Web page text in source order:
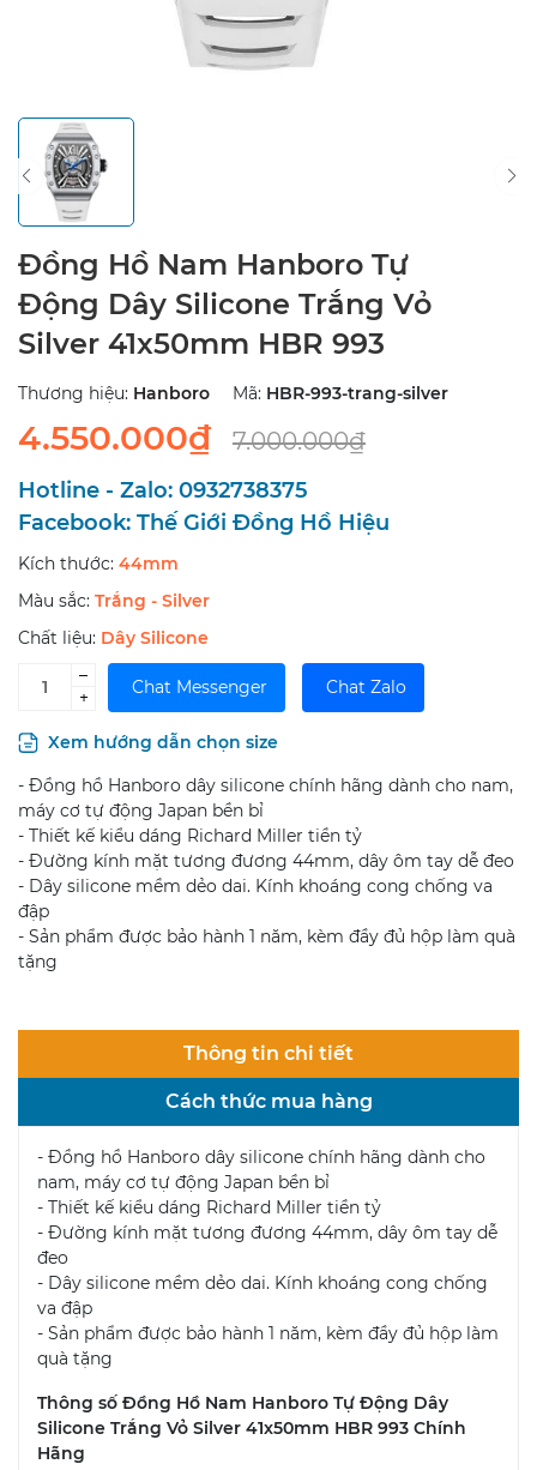
Đồng Hồ Nam Hanboro Tự
Động Dây Silicone Trắng Vỏ
Silver 41x50mm HBR 993
Thương hiệu: Hanboro Mã: HBR-993-trang-silver
4.550.000₫ 7.000.000₫
Hotline - Zalo: 0932738375
Facebook: Thế Giới Đồng Hồ Hiệu
Kích thước: 44mm
Màu sắc: Trắng - Silver
Chất liệu: Dây Silicone
–
+
Chat Messenger Chat Zalo
Xem hướng dẫn chọn size
- Đồng hồ Hanboro dây silicone chính hãng dành cho nam,
máy cơ tự động Japan bền bỉ
- Thiết kế kiểu dáng Richard Miller tiền tỷ
- Đường kính mặt tương đương 44mm, dây ôm tay dễ đeo
- Dây silicone mềm dẻo dai. Kính khoáng cong chống va
đập
- Sản phẩm được bảo hành 1 năm, kèm đầy đủ hộp làm quà
tặng
Thông tin chi tiết
Cách thức mua hàng
- Đồng hồ Hanboro dây silicone chính hãng dành cho
nam, máy cơ tự động Japan bền bỉ
- Thiết kế kiểu dáng Richard Miller tiền tỷ
- Đường kính mặt tương đương 44mm, dây ôm tay dễ
đeo
- Dây silicone mềm dẻo dai. Kính khoáng cong chống
va đập
- Sản phẩm được bảo hành 1 năm, kèm đầy đủ hộp làm
quà tặng
Thông số Đồng Hồ Nam Hanboro Tự Động Dây
Silicone Trắng Vỏ Silver 41x50mm HBR 993 Chính
Hãng